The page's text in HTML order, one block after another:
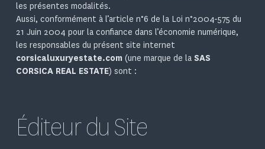
les présentes modalités.
Aussi, conformément à l’article n°6 de la Loi n°2004-575 du
21 Juin 2004 pour la confiance dans l’économie numérique,
les responsables du présent site internet
corsicaluxuryestate.com (une marque de la SAS
CORSICA REAL ESTATE) sont :
Éditeur du Site